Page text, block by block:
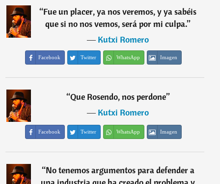
“Fue un placer, ya nos veremos, y ya sabéis
que si no nos vemos, será por mi culpa.”
―Kutxi Romero
Facebook Twitter WhatsApp Imagen
“Que Rosendo, nos perdone”
―Kutxi Romero
Facebook Twitter WhatsApp Imagen
“No tenemos argumentos para defender a